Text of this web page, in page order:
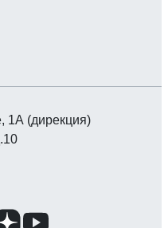
1А (дирекция)